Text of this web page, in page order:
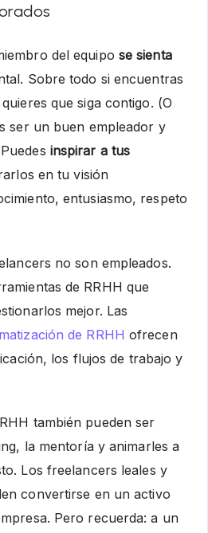
del equipo se sienta
Sobre todo si encuentras
que siga contigo. (O
ser un buen empleador y
inspirar a tus
en tu visión
entusiasmo, respeto
no son empleados.
de RRHH que
mejor. Las
de RRHH ofrecen
los flujos de trabajo y
también pueden ser
la mentoría y animarles a
Los freelancers leales y
convertirse en un activo
Pero recuerda: a un